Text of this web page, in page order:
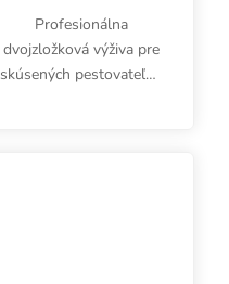
Profesionálna
dvojzložková výživa pre
skúsených pestovateľov.